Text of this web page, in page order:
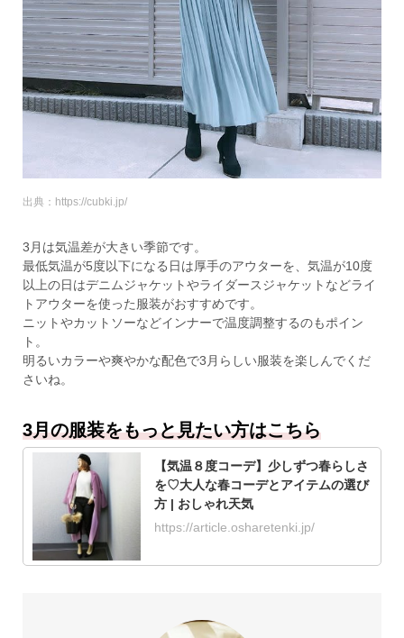
出典：https://cubki.jp/
3月は気温差が大きい季節です。
最低気温が5度以下になる日は厚手のアウターを、気温が10度
以上の日はデニムジャケットやライダースジャケットなどライ
トアウターを使った服装がおすすめです。
ニットやカットソーなどインナーで温度調整するのもポイン
ト。
明るいカラーや爽やかな配色で3月らしい服装を楽しんでくだ
さいね。
3月の服装をもっと見たい方はこちら
【気温８度コーデ】少しずつ春らしさ
を♡大人な春コーデとアイテムの選び
方 | おしゃれ天気
https://article.osharetenki.jp/